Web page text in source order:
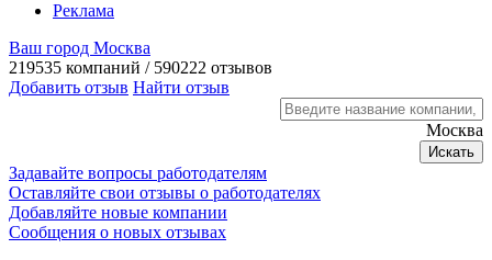
Реклама
Ваш город Москва
219535 компаний / 590222 отзывов
Добавить отзыв Найти отзыв
Москва
Искать
Задавайте вопросы работодателям
Оставляйте свои отзывы о работодателях
Добавляйте новые компании
Сообщения о новых отзывах